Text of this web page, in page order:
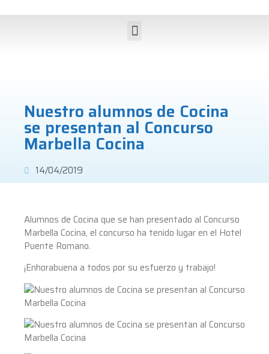
Nuestro alumnos de Cocina
se presentan al Concurso
Marbella Cocina
14/04/2019
Alumnos de Cocina que se han presentado al Concurso
Marbella Cocina, el concurso ha tenido lugar en el Hotel
Puente Romano.
¡Enhorabuena a todos por su esfuerzo y trabajo!